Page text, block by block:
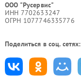
ООО "Русервис"
ИНН 7702633247
ОГРН 1077746335776
Поделиться в соц. сетях: